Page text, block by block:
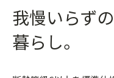
我慢いらず
暮らし。